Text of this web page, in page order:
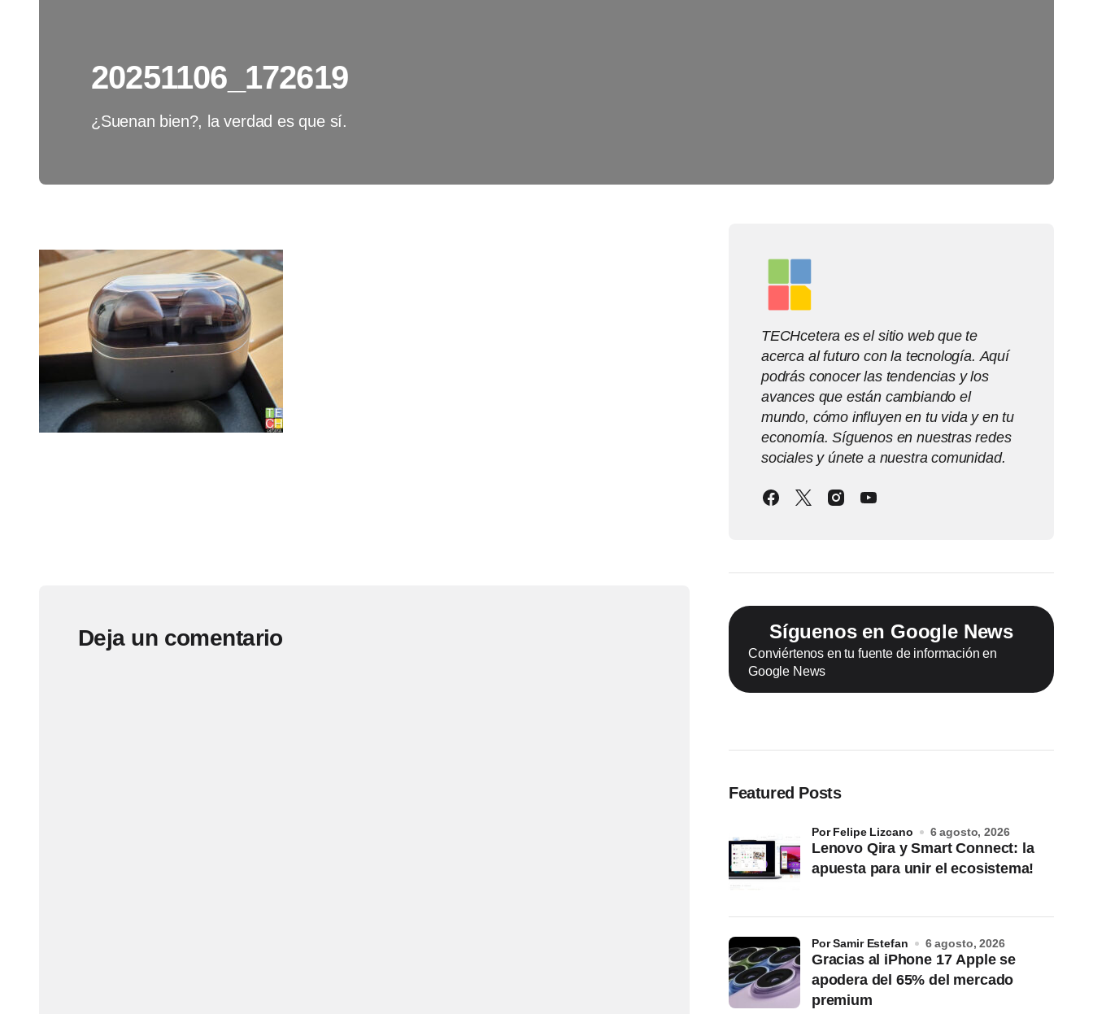
20251106_172619
¿Suenan bien?, la verdad es que sí.
Deja un comentario
TECHcetera es el sitio web que te
acerca al futuro con la tecnología. Aquí
podrás conocer las tendencias y los
avances que están cambiando el
mundo, cómo influyen en tu vida y en tu
economía. Síguenos en nuestras redes
sociales y únete a nuestra comunidad.
Síguenos en Google News
Conviértenos en tu fuente de información en
Google News
Featured Posts
Lenovo Qira y Smart Connect: la
apuesta para unir el ecosistema!
por Felipe Lizcano 6 agosto, 2026
Gracias al iPhone 17 Apple se
apodera del 65% del mercado
premium
por Samir Estefan 6 agosto, 2026